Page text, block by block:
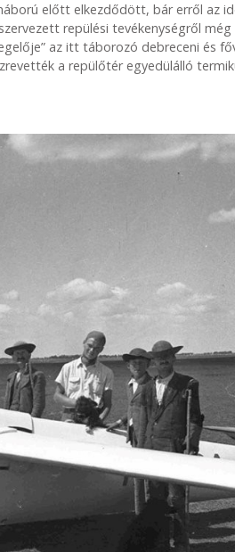
előtt elkezdődött, bár erről az
repülési tevékenységről
az itt táborozó debreceni és
a repülőtér egyedülálló